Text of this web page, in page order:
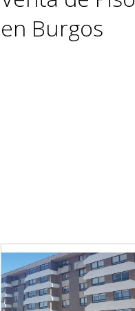
en Burgos